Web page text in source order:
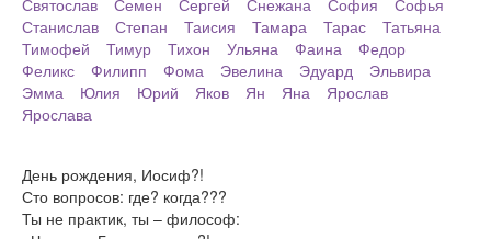
Святослав
Семен Сергей Снежана София
Софья
Станислав
Степан Таисия Тамара Тарас
Татьяна
Тимофей
Тимур Тихон Ульяна Фаина
Федор
Феликс
Филипп Фома Эвелина Эдуард
Эльвира
Эмма
Юлия Юрий Яков Ян Яна
Ярослав
Ярослава
День рождения, Иосиф?!
Сто вопросов: где? когда???
Ты не практик, ты – философ: